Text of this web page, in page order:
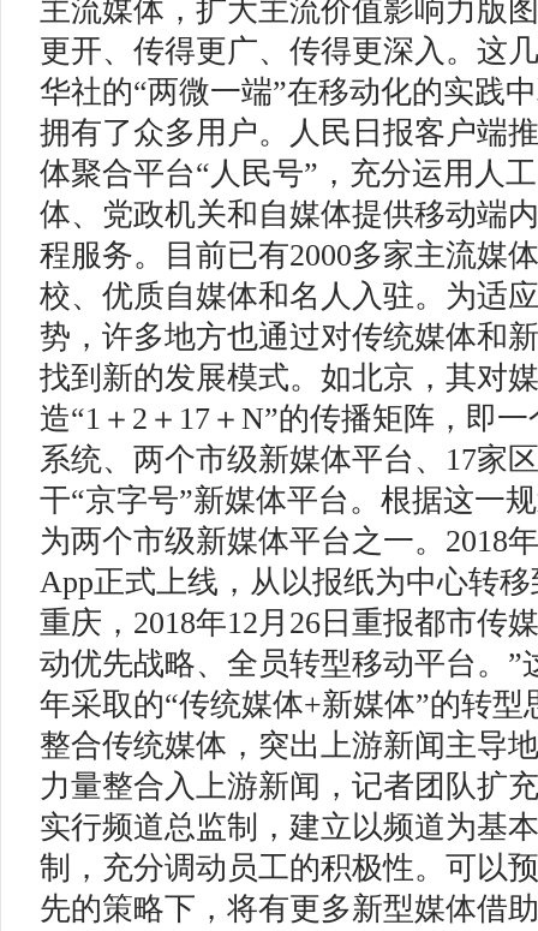
主流媒体，扩大主流价值影响力版
更开、传得更广、传得更深入。这
华社的“两微一端”在移动化的实践
拥有了众多用户。人民日报客户端
体聚合平台“人民号”，充分运用人
体、党政机关和自媒体提供移动端
程服务。目前已有2000多家主流媒
校、优质自媒体和名人入驻。为适
势，许多地方也通过对传统媒体和
找到新的发展模式。如北京，其对
造“1＋2＋17＋N”的传播矩阵，即
系统、两个市级新媒体平台、17家
干“京字号”新媒体平台。根据这一
为两个市级新媒体平台之一。2018
App正式上线，从以报纸为中心转
重庆，2018年12月26日重报都市传
动优先战略、全员转型移动平台。”
年采取的“传统媒体+新媒体”的转
整合传统媒体，突出上游新闻主导
力量整合入上游新闻，记者团队扩
实行频道总监制，建立以频道为基
制，充分调动员工的积极性。可以
先的策略下，将有更多新型媒体借